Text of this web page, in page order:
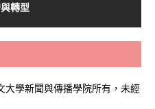
轉型
大學新聞與傳播學院所有，未經